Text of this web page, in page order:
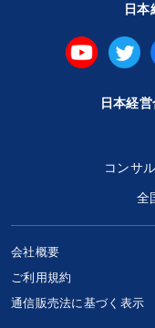
日本
日本経
コンサ
全
会社概要
ご利用規約
通信販売法に基づく表示